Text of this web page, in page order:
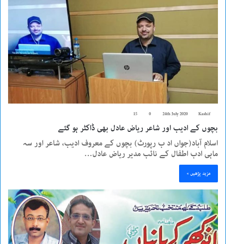
Kashif
24th July 2020
0
15
بچوں کے ادیب اور شاعر ریاض عادل بھی ڈاکٹر ہو گئے
اسلام آباد(جواں اد ب رپورٹ) بچوں کے معروف ادیب، شاعر اور سہ
ماہی ادب اطفال کے نائب مدیر ریاض عادل…
مزید پڑھیں »